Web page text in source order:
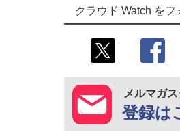
クラウド Watch をフ
メルマガス
登録は